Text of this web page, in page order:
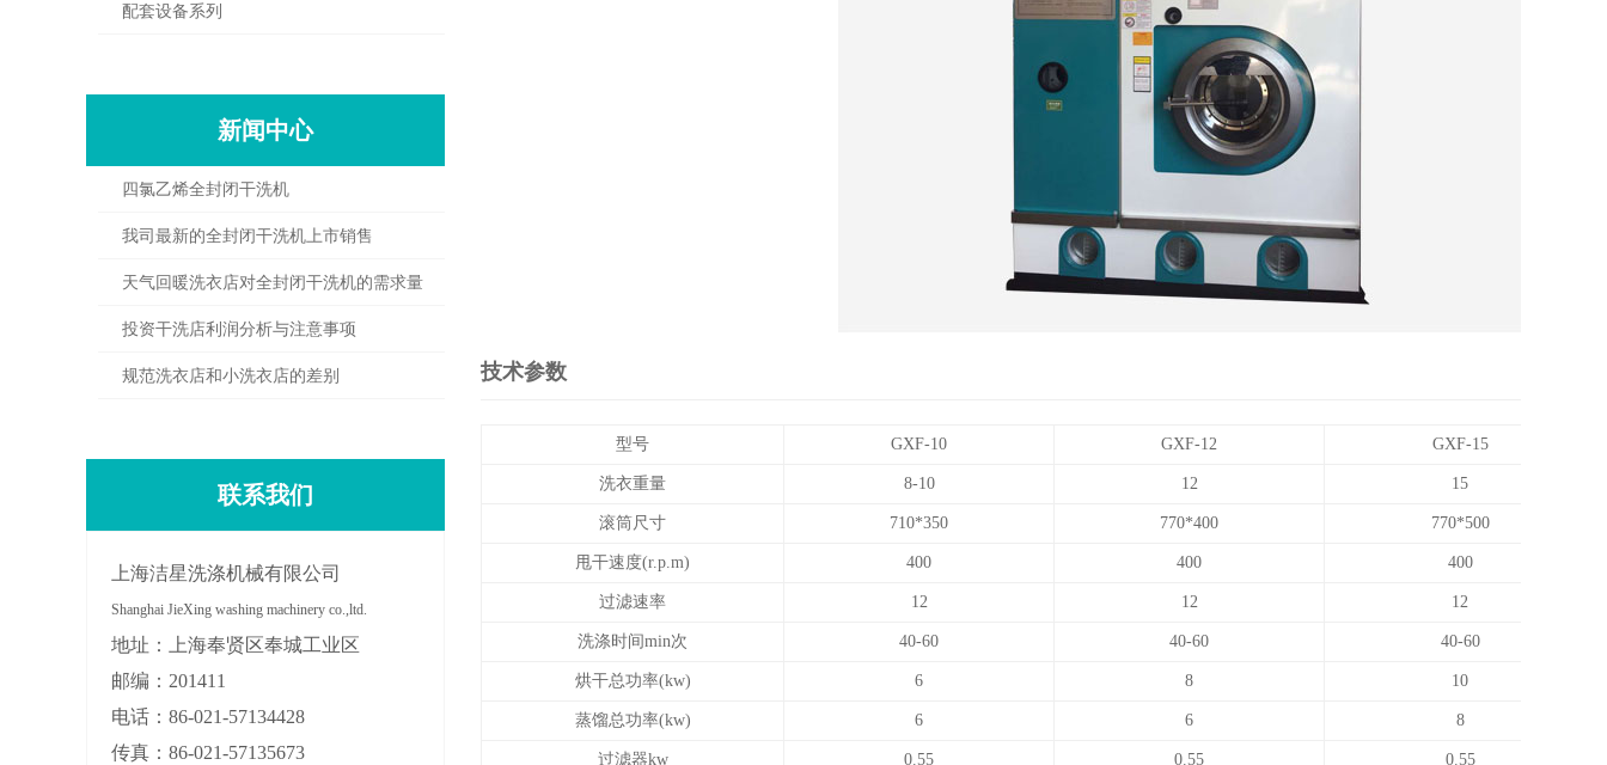
配套设备系列
新闻中心
四氯乙烯全封闭干洗机
我司最新的全封闭干洗机上市销售
天气回暖洗衣店对全封闭干洗机的需求量
投资干洗店利润分析与注意事项
规范洗衣店和小洗衣店的差别
联系我们
上海洁星洗涤机械有限公司
Shanghai JieXing washing machinery co.,ltd.
地址：上海奉贤区奉城工业区
邮编：201411
电话：86-021-57134428
传真：86-021-57135673
技术参数
型号 GXF-10 GXF-12 GXF-15
洗衣重量 8-10 12 15
滚筒尺寸 710*350 770*400 770*500
甩干速度(r.p.m) 400 400 400
过滤速率 12 12 12
洗涤时间min次 40-60 40-60 40-60
烘干总功率(kw) 6 8 10
蒸馏总功率(kw) 6 6 8
过滤器kw 0.55 0.55 0.55